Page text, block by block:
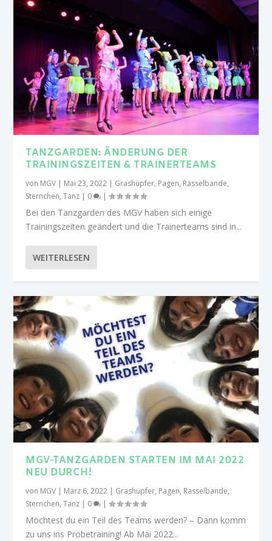
TANZGARDEN: ÄNDERUNG DER
TRAININGSZEITEN & TRAINERTEAMS
von MGV | Mai 23, 2022 | Grashüpfer, Pagen, Rasselbande,
Sternchen,Tanz | 0 |
Bei den Tanzgarden des MGV haben sich einige
Trainingszeiten geändert und die Trainerteams sind in...
WEITERLESEN
MGV-TANZGARDEN STARTEN IM MAI 2022
NEU DURCH!
von MGV März 6, 2022 Grashüpfer, Pagen, Rasselbande,
Sternchen,Tanz 0 |
Möchtest du ein Teil des Teams werden? – Dann komm
zu uns ins Probetraining! Ab Mai 2022...